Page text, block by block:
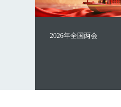
2026年全国两会